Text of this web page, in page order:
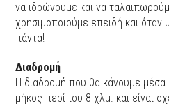
να ιδρώνουμε και να
χρησιμοποιούμε επειδή και
πάντα!
Διαδρομή
Η διαδρομή που θα κάνουμε
μήκος περίπου 8 χλμ. και είναι